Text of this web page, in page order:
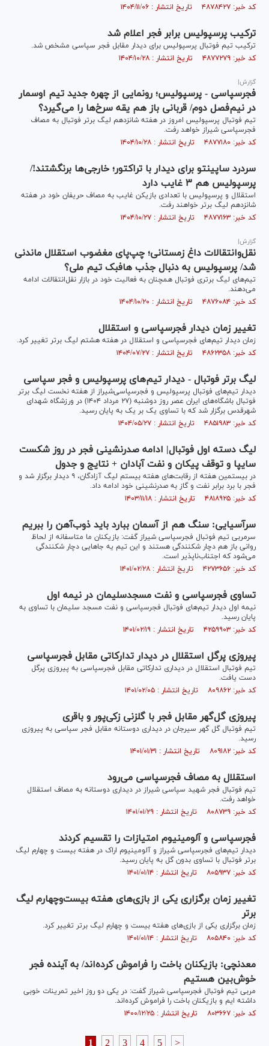
کد خبر: ۴۸۷۸۴۲۷ تاریخ انتشار : ۱۴۰۴/۱۱/۰۶
ترکیب پرسپولیس برابر فجر اعلام شد
ترکیب تیم فوتبال پرسپولیس برای دیدار مقابل فجر سپاسی مشخص شد.
کد خبر: ۴۸۷۷۲۷۹ تاریخ انتشار : ۱۴۰۴/۱۰/۲۸
گزارش|
فجرسپاسی - پرسپولیس؛ رونمایی از چهره جدید تیم اوسمار
در نیم‌فصل دوم/ قربانی باز هم یقه سرخ‌ها را می‌گیرد؟
تیم فوتبال پرسپولیس امروز در هفته شانزدهم لیگ برتر فوتبال به مصاف
فجرسپاسی شیراز خواهد رفت.
کد خبر: ۴۸۷۷۱۸۰ تاریخ انتشار : ۱۴۰۴/۱۰/۲۸
سردرد ساپینتو برای دیدار با تراکتور؛ خارجی‌ها برنگشتند!/
پرسپولیس هم ۳ غایب دارد
استقلال و پرسپولیس با تعدادی بازیکن غایب به مصاف حریفان خود در هفته
شانزدهم لیگ برتر خواهند رفت.
کد خبر: ۴۸۷۷۱۶۳ تاریخ انتشار : ۱۴۰۴/۱۰/۲۷
گزارش|
نقل‌وانتقالات داغ زمستانی؛ چپ‌پای مغضوب استقلال ماندنی
شد/ پرسپولیس به دنبال جذب هافبک تیم ملی؟
تیم‌های لیگ برتری فوتبال همچنان به فعالیت خود در بازار نقل‌انتقالات ادامه
می‌دهند.
کد خبر: ۴۸۷۶۰۸۴ تاریخ انتشار : ۱۴۰۴/۱۰/۲۰
تغییر زمان دیدار فجرسپاسی و استقلال
زمان دیدار تیم‌های فجرسپاسی و استقلال در هفته هشتم لیگ برتر تغییر کرد.
کد خبر: ۴۸۶۲۳۵۸ تاریخ انتشار : ۱۴۰۴/۰۷/۲۷
لیگ برتر فوتبال - دیدار تیم‌های پرسپولیس و فجر سپاسی
دیدار تیم‌های فوتبال پرسپولیس و فجرسپاسی‌شیراز از هفته نخست لیگ برتر
فوتبال باشگاه‌های ایران عصر روز دوشنبه (۲۷ مرداد ۱۴۰۴) در ورزشگاه شهدای
شهرقدس برگزار شد که با تساوی یک بر یک به پایان رسید.
کد خبر: ۴۸۵۱۹۸۳ تاریخ انتشار : ۱۴۰۴/۰۵/۲۷
لیگ دسته اول فوتبال| ادامه صدرنشینی فجر در روز شکست
سایپا و توقف پیکان و نفت آبادان + نتایج و جدول
در بیستمین هفته از رقابت‌های هفته بیستم لیگ آزادگان، ۹ دیدار برگزار شد و
فجر با برد برابر نفت و گاز به صدرنشینی خود ادامه داد.
کد خبر: ۴۸۱۸۹۲۵ تاریخ انتشار : ۱۴۰۳/۱۱/۱۸
سرآسیایی: سنگ هم از آسمان ببارد باید ذوب‌آهن را ببریم
سرمربی تیم فوتبال فجرسپاسی شیراز گفت: بازیکنان ما متاسفانه از لحاظ
روانی باز هم دچار شکنندگی هستند و این تیم یه جاهایی دچار شکنندگی
می‌شود که اجتناب‌ناپذیر است.
کد خبر: ۴۲۷۳۶۵۶ تاریخ انتشار : ۱۴۰۱/۰۲/۲۸
تساوی فجرسپاسی و نفت مسجدسلیمان در نیمه اول
نیمه اول دیدار تیم‌های فوتبال فجرسپاسی و نفت مسجد سلیمان با تساوی به
پایان رسید.
کد خبر: ۴۲۵۹۹۰۳ تاریخ انتشار : ۱۴۰۱/۰۲/۱۹
پیروزی پرگل استقلال در دیدار تدارکاتی مقابل فجرسپاسی
تیم فوتبال استقلال در دیداری تدارکاتی مقابل فجرسپاسی به پیروزی پرگل
دست یافت.
کد خبر: ۸۰۹۸۶۲ تاریخ انتشار : ۱۴۰۱/۰۲/۰۵
پیروزی‌ گل‌گهر مقابل فجر با گلزنی زکی‌پور و باقری
تیم فوتبال گل گهر سیرجان در دیداری دوستانه مقابل فجر سپاسی به پیروزی
رسید.
کد خبر: ۸۰۹۱۸۲ تاریخ انتشار : ۱۴۰۱/۰۱/۳۱
استقلال به مصاف فجرسپاسی می‌رود
تیم فوتبال فجر شهید سپاسی شیراز در دیداری دوستانه به مصاف استقلال
خواهد رفت.
کد خبر: ۸۰۸۷۳۹ تاریخ انتشار : ۱۴۰۱/۰۱/۲۹
فجرسپاسی و آلومینیوم امتیازات را تقسیم کردند
دیدار تیم‌های فجرسپاسی شیراز و آلومینیوم اراک در هفته بیست و چهارم لیگ
برتر فوتبال با تساوی بدون گل به پایان رسید.
کد خبر: ۸۰۵۹۳۷ تاریخ انتشار : ۱۴۰۱/۰۱/۱۴
تغییر زمان برگزاری یکی از بازی‌های هفته بیست‌وچهارم لیگ
برتر
زمان برگزاری یکی از بازی‌های هفته بیست و چهارم لیگ برتر تغییر کرد.
کد خبر: ۸۰۵۸۴۰ تاریخ انتشار : ۱۴۰۱/۰۱/۱۴
معدنچی: بازیکنان باخت را فراموش کرده‌اند/ به آینده فجر
خوش‌بین هستیم
مربی تیم فوتبال فجرسپاسی شیراز گفت: در یکی دو روز اخیر تمرینات خوبی
داشته ایم و بازیکنان باخت را فراموش کرده‌اند.
کد خبر: ۸۰۳۶۶۷ تاریخ انتشار : ۱۴۰۰/۱۲/۲۵